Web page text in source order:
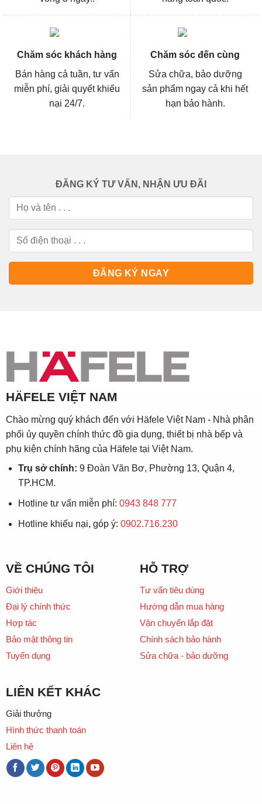
Chăm sóc khách hàng
Bán hàng cả tuần, tư vấn
miễn phí, giải quyết khiếu
nại 24/7.
Chăm sóc đến cùng
Sửa chữa, bảo dưỡng
sản phẩm ngay cả khi hết
hạn bảo hành.
ĐĂNG KÝ TƯ VẤN, NHẬN ƯU ĐÃI
HÄFELE VIỆT NAM
Chào mừng quý khách đến với Häfele Việt Nam - Nhà phân
phối ủy quyền chính thức đồ gia dụng, thiết bị nhà bếp và
phụ kiện chính hãng của Häfele tại Việt Nam.
Trụ sở chính: 9 Đoàn Văn Bơ, Phường 13, Quận 4,
TP.HCM.
Hotline tư vấn miễn phí: 0943 848 777
Hotline khiếu nại, góp ý: 0902.716.230
VỀ CHÚNG TÔI
Giới thiệu
Đại lý chính thức
Hợp tác
Bảo mật thông tin
Tuyển dụng
HỖ TRỢ
Tư vấn tiêu dùng
Hướng dẫn mua hàng
Vận chuyển lắp đặt
Chính sách bảo hành
Sửa chữa - bảo dưỡng
LIÊN KẾT KHÁC
Giải thưởng
Hình thức thanh toán
Liên hệ